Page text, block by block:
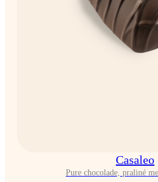
Casaleo
Pure chocolade, praliné